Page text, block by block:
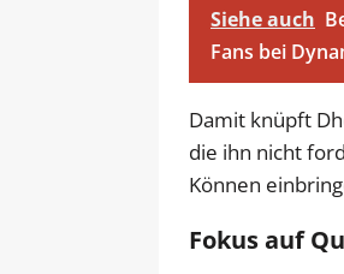
Siehe auch
Fans bei
Damit knüpft
die ihn nicht
Können
Fokus auf